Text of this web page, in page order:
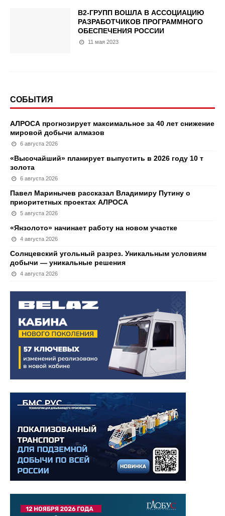
В2-ГРУПП ВОШЛА В АССОЦИАЦИЮ
РАЗРАБОТЧИКОВ ПРОГРАММНОГО
ОБЕСПЕЧЕНИЯ РОССИИ
11 мая 2023
СОБЫТИЯ
АЛРОСА прогнозирует максимальное за 40 лет снижение
мировой добычи алмазов
6 августа 2026
«Высочайший» планирует выпустить в 2026 году 10 т
золота
6 августа 2026
Павел Маринычев рассказал Владимиру Путину о
приоритетных проектах АЛРОСА
5 августа 2026
«Янзолото» начинает работу на новом участке
4 августа 2026
Солнцевский угольный разрез. Уникальным условиям
добычи — уникальные решения
4 августа 2026